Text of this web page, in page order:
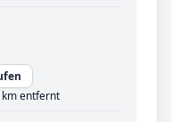
km entfernt